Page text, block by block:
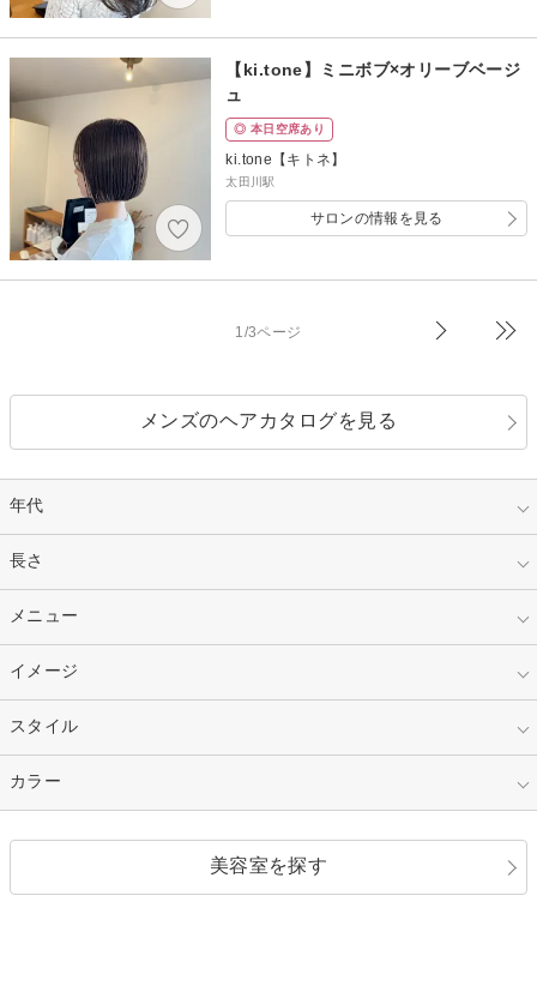
【ki.tone】ミニボブ×オリーブベージ
ュ
◎ 本日空席あり
ki.tone【キトネ】
太田川駅
サロンの情報を見る
1/3ページ
メンズのヘアカタログを見る
年代
指定なし
10代
30代
長さ
指定なし
ショート
セミロング
メニュー
指定なし
カラー
縮毛矯正
イメージ
指定なし
キュート
ストリート
スタイル
指定なし
カラー
美容室を探す